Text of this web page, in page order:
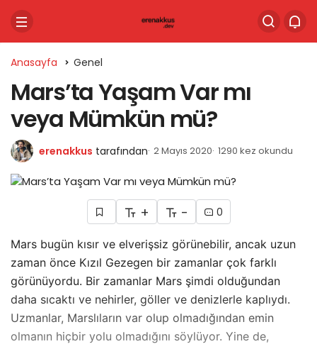
Anasayfa Genel
Mars’ta Yaşam Var mı
veya Mümkün mü?
erenakkus tarafından 2 Mayıs 2020 1290 kez okundu
+ - 0
Mars bugün kısır ve elverişsiz görünebilir, ancak uzun
zaman önce Kızıl Gezegen bir zamanlar çok farklı
görünüyordu. Bir zamanlar Mars şimdi olduğundan
daha sıcaktı ve nehirler, göller ve denizlerle kaplıydı.
Uzmanlar, Marslıların var olup olmadığından emin
olmanın hiçbir yolu olmadığını söylüyor. Yine de,